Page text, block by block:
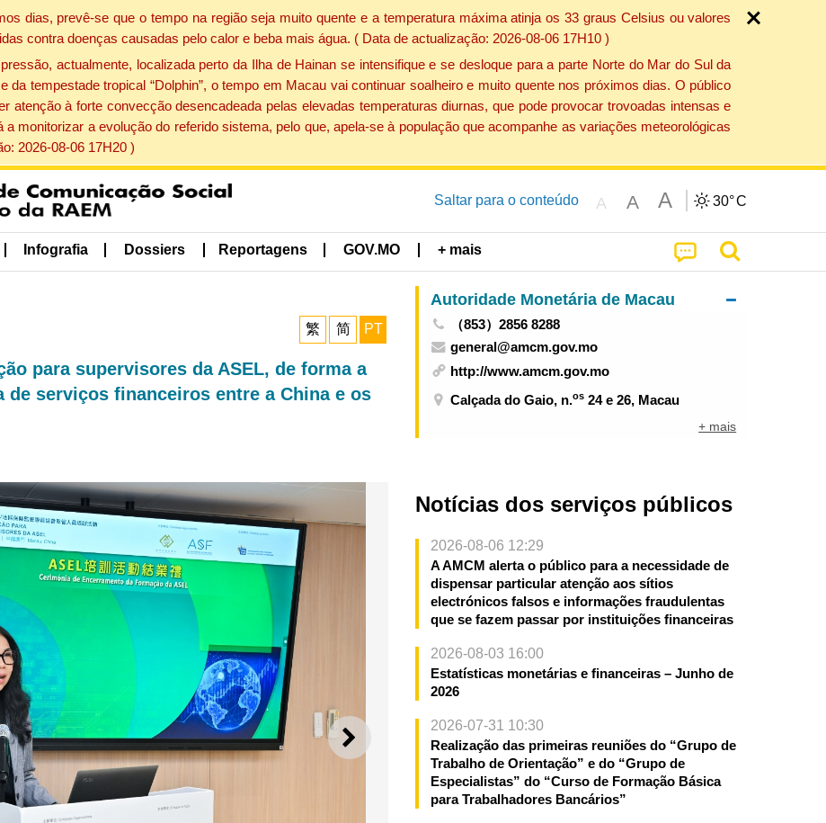
dias, prevê-se que o tempo na região seja muito quente e a temperatura máxima atinja os 33 graus Celsius ou valores
contra doenças causadas pelo calor e beba mais água. ( Data de actualização: 2026-08-06 17H10 )
actualmente, localizada perto da Ilha de Hainan se intensifique e se desloque para a parte Norte do Mar do Sul da
tempestade tropical “Dolphin”, o tempo em Macau vai continuar soalheiro e muito quente nos próximos dias. O público
atenção à forte convecção desencadeada pelas elevadas temperaturas diurnas, que pode provocar trovoadas intensas e
monitorizar a evolução do referido sistema, pelo que, apela-se à população que acompanhe as variações meteorológicas
2026-08-06 17H20 )
Saltar para o conteúdo A A A 30°C
Infografia Dossiers Reportagens GOV.MO + mais
繁 简 PT
para supervisores da ASEL, de forma a
de serviços financeiros entre a China e os
SEGUINTE
Autoridade Monetária de Macau
（853）2856 8288
general@amcm.gov.mo
http://www.amcm.gov.mo
Calçada do Gaio, n.os 24 e 26, Macau
+ mais
Notícias dos serviços públicos
2026-08-06 12:29
A AMCM alerta o público para a necessidade de
dispensar particular atenção aos sítios
electrónicos falsos e informações fraudulentas
que se fazem passar por instituições financeiras
2026-08-03 16:00
Estatísticas monetárias e financeiras – Junho de
2026
2026-07-31 10:30
Realização das primeiras reuniões do “Grupo de
Trabalho de Orientação” e do “Grupo de
Especialistas” do “Curso de Formação Básica
para Trabalhadores Bancários”